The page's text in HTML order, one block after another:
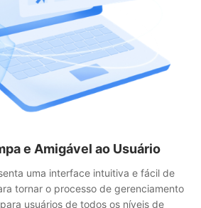
uma interface intuitiva e fácil de
tornar o processo de gerenciamento
usuários de todos os níveis de
e sem confusão garante que até